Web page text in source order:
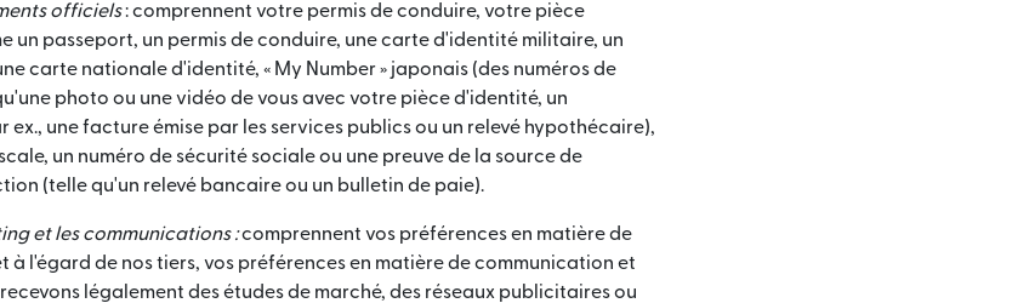
officiels: comprennent votre permis de conduire, votre pièce
un passeport, un permis de conduire, une carte d'identité militaire, un
carte nationale d'identité, « My Number » japonais (des numéros de
photo ou une vidéo de vous avec votre pièce d'identité, un
une facture émise par les services publics ou un relevé hypothécaire),
un numéro de sécurité sociale ou une preuve de la source de
(telle qu'un relevé bancaire ou un bulletin de paie).
et les communications :comprennent vos préférences en matière de
à l'égard de nos tiers, vos préférences en matière de communication et
légalement des études de marché, des réseaux publicitaires ou